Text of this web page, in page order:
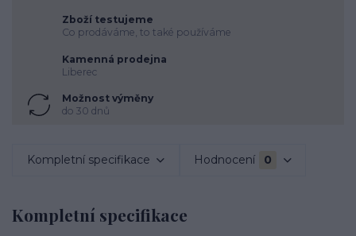
Zboží testujeme
Co prodáváme, to také používáme
Kamenná prodejna
Liberec
Možnost výměny
do 30 dnů
Kompletní specifikace Hodnocení 0
Kompletní specifikace